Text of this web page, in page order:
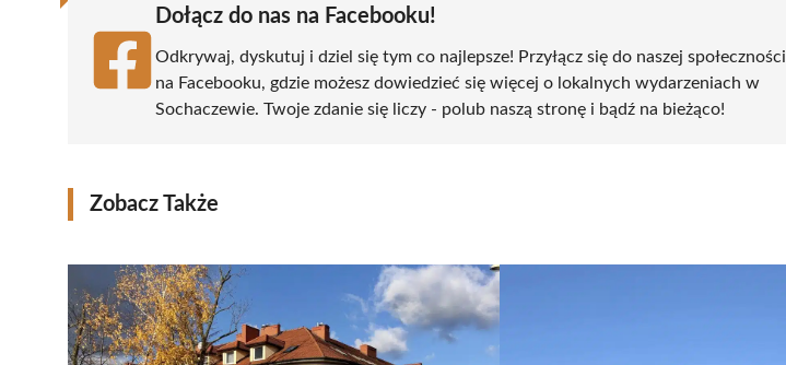
Dołącz do nas na Facebooku!
Odkrywaj, dyskutuj i dziel się tym co najlepsze! Przyłącz się do naszej społeczności
na Facebooku, gdzie możesz dowiedzieć się więcej o lokalnych wydarzeniach w
Sochaczewie. Twoje zdanie się liczy - polub naszą stronę i bądź na bieżąco!
Zobacz Także